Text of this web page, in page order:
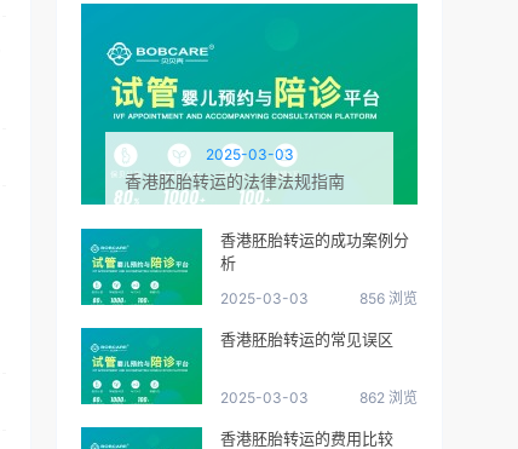
2025-03-03
香港胚胎转运的法律法规指南
香港胚胎转运的成功案例分
析
2025-03-03 856 浏览
香港胚胎转运的常见误区
2025-03-03 862 浏览
香港胚胎转运的费用比较